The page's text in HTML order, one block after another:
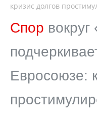
кризис долгов
Спор
Евросоюзе: